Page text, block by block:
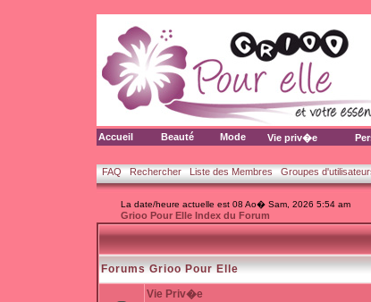
Accueil Beauté Mode Vie priv�e
FAQ Rechercher Liste des Membres Groupes
La date/heure actuelle est 08 Ao� Sam, 2026 5:54 am
Grioo Pour Elle Index du Forum
Forums Grioo Pour Elle
Vie Priv�e